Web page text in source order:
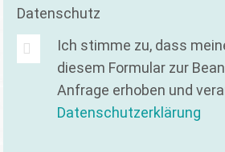
Datenschutz
Ich stimme zu, dass
diesem Formular zur
Anfrage erhoben und
Datenschutzerklärung